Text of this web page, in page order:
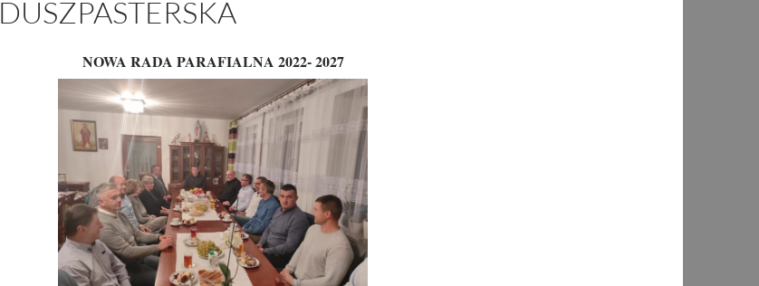
DUSZPASTERSKA
NOWA RADA PARAFIALNA 2022- 2027